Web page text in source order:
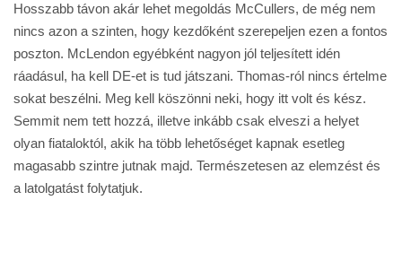
Hosszabb távon akár lehet megoldás McCullers, de még nem
nincs azon a szinten, hogy kezdőként szerepeljen ezen a fontos
poszton. McLendon egyébként nagyon jól teljesített idén
ráadásul, ha kell DE-et is tud játszani. Thomas-ról nincs értelme
sokat beszélni. Meg kell köszönni neki, hogy itt volt és kész.
Semmit nem tett hozzá, illetve inkább csak elveszi a helyet
olyan fiataloktól, akik ha több lehetőséget kapnak esetleg
magasabb szintre jutnak majd. Természetesen az elemzést és
a latolgatást folytatjuk.